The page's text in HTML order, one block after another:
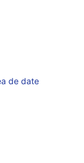
de date